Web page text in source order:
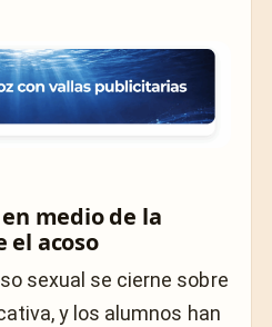
medio de la
el acoso
sexual se cierne sobre
y los alumnos han